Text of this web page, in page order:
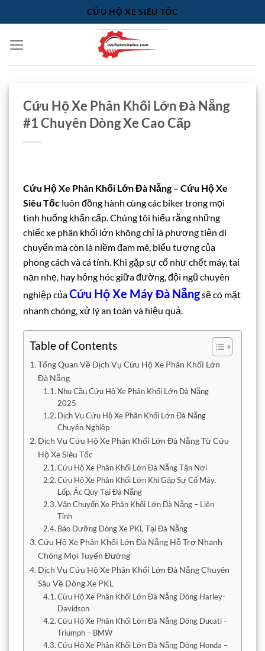
qua
dung
CỨU HỘ XE SIÊU TỐC
Cứu Hộ Xe Phân Khối Lớn Đà Nẵng
#1 Chuyên Dòng Xe Cao Cấp
Cứu Hộ Xe Phân Khối Lớn Đà Nẵng – Cứu Hộ Xe
Siêu Tốc luôn đồng hành cùng các biker trong mọi
tình huống khẩn cấp. Chúng tôi hiểu rằng những
chiếc xe phân khối lớn không chỉ là phương tiện di
chuyển mà còn là niềm đam mê, biểu tượng của
phong cách và cá tính. Khi gặp sự cố như chết máy, tai
nạn nhẹ, hay hỏng hóc giữa đường, đội ngũ chuyên
nghiệp củaCứu Hộ Xe Máy Đà Nẵngsẽ có mặt
nhanh chóng, xử lý an toàn và hiệu quả.
Table of Contents
Tổng Quan Về Dịch Vụ Cứu Hộ Xe Phân Khối Lớn
Đà Nẵng
Nhu Cầu Cứu Hộ Xe Phân Khối Lớn Đà Nẵng
2025
Dịch Vụ Cứu Hộ Xe Phân Khối Lớn Đà Nẵng
Chuyên Nghiệp
Dịch Vụ Cứu Hộ Xe Phân Khối Lớn Đà Nẵng Từ Cứu
Hộ Xe Siêu Tốc
Cứu Hộ Xe Phân Khối Lớn Đà Nẵng Tận Nơi
Cứu Hộ Xe Phân Khối Lớn Khi Gặp Sự Cố Máy,
Lốp, Ắc Quy Tại Đà Nẵng
Vận Chuyển Xe Phân Khối Lớn Đà Nẵng – Liên
Tỉnh
Bảo Dưỡng Dòng Xe PKL Tại Đà Nẵng
Cứu Hộ Xe Phân Khối Lớn Đà Nẵng Hỗ Trợ Nhanh
Chóng Mọi Tuyến Đường
Dịch Vụ Cứu Hộ Xe Phân Khối Lớn Đà Nẵng Chuyên
Sâu Về Dòng Xe PKL
Cứu Hộ Xe Phân Khối Lớn Đà Nẵng Dòng Harley-
Davidson
Cứu Hộ Xe Phân Khối Lớn Đà Nẵng Dòng Ducati –
Triumph – BMW
Cứu Hộ Xe Phân Khối Lớn Đà Nẵng Dòng Honda –